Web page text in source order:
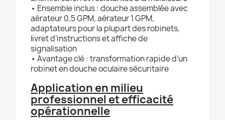
• Ensemble inclus : douche assemblée avec
aérateur 0,5 GPM, aérateur 1 GPM,
adaptateurs pour la plupart des robinets,
livret d’instructions et affiche de
signalisation
• Avantage clé : transformation rapide d’un
robinet en douche oculaire sécuritaire
Application en milieu
professionnel et efficacité
opérationnelle